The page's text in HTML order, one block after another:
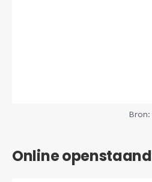
Online